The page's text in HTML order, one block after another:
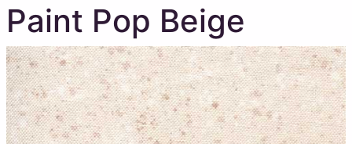
Paint Pop Beige